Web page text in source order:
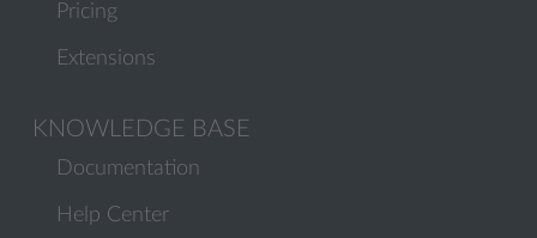
Pricing
Extensions
KNOWLEDGE BASE
Documentation
Help Center